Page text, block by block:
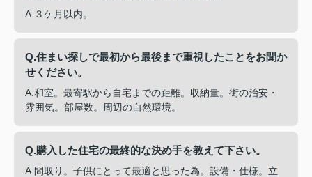
A.３ケ月以内。
Q.住まい探しで最初から最後まで重視したことをお聞か
せください。
A.和室。最寄駅から自宅までの距離。収納量。街の治安・
雰囲気。部屋数。周辺の自然環境。
Q.購入した住宅の最終的な決め手を教えて下さい。
A.間取り。子供にとって最適と思った為。設備・仕様。立